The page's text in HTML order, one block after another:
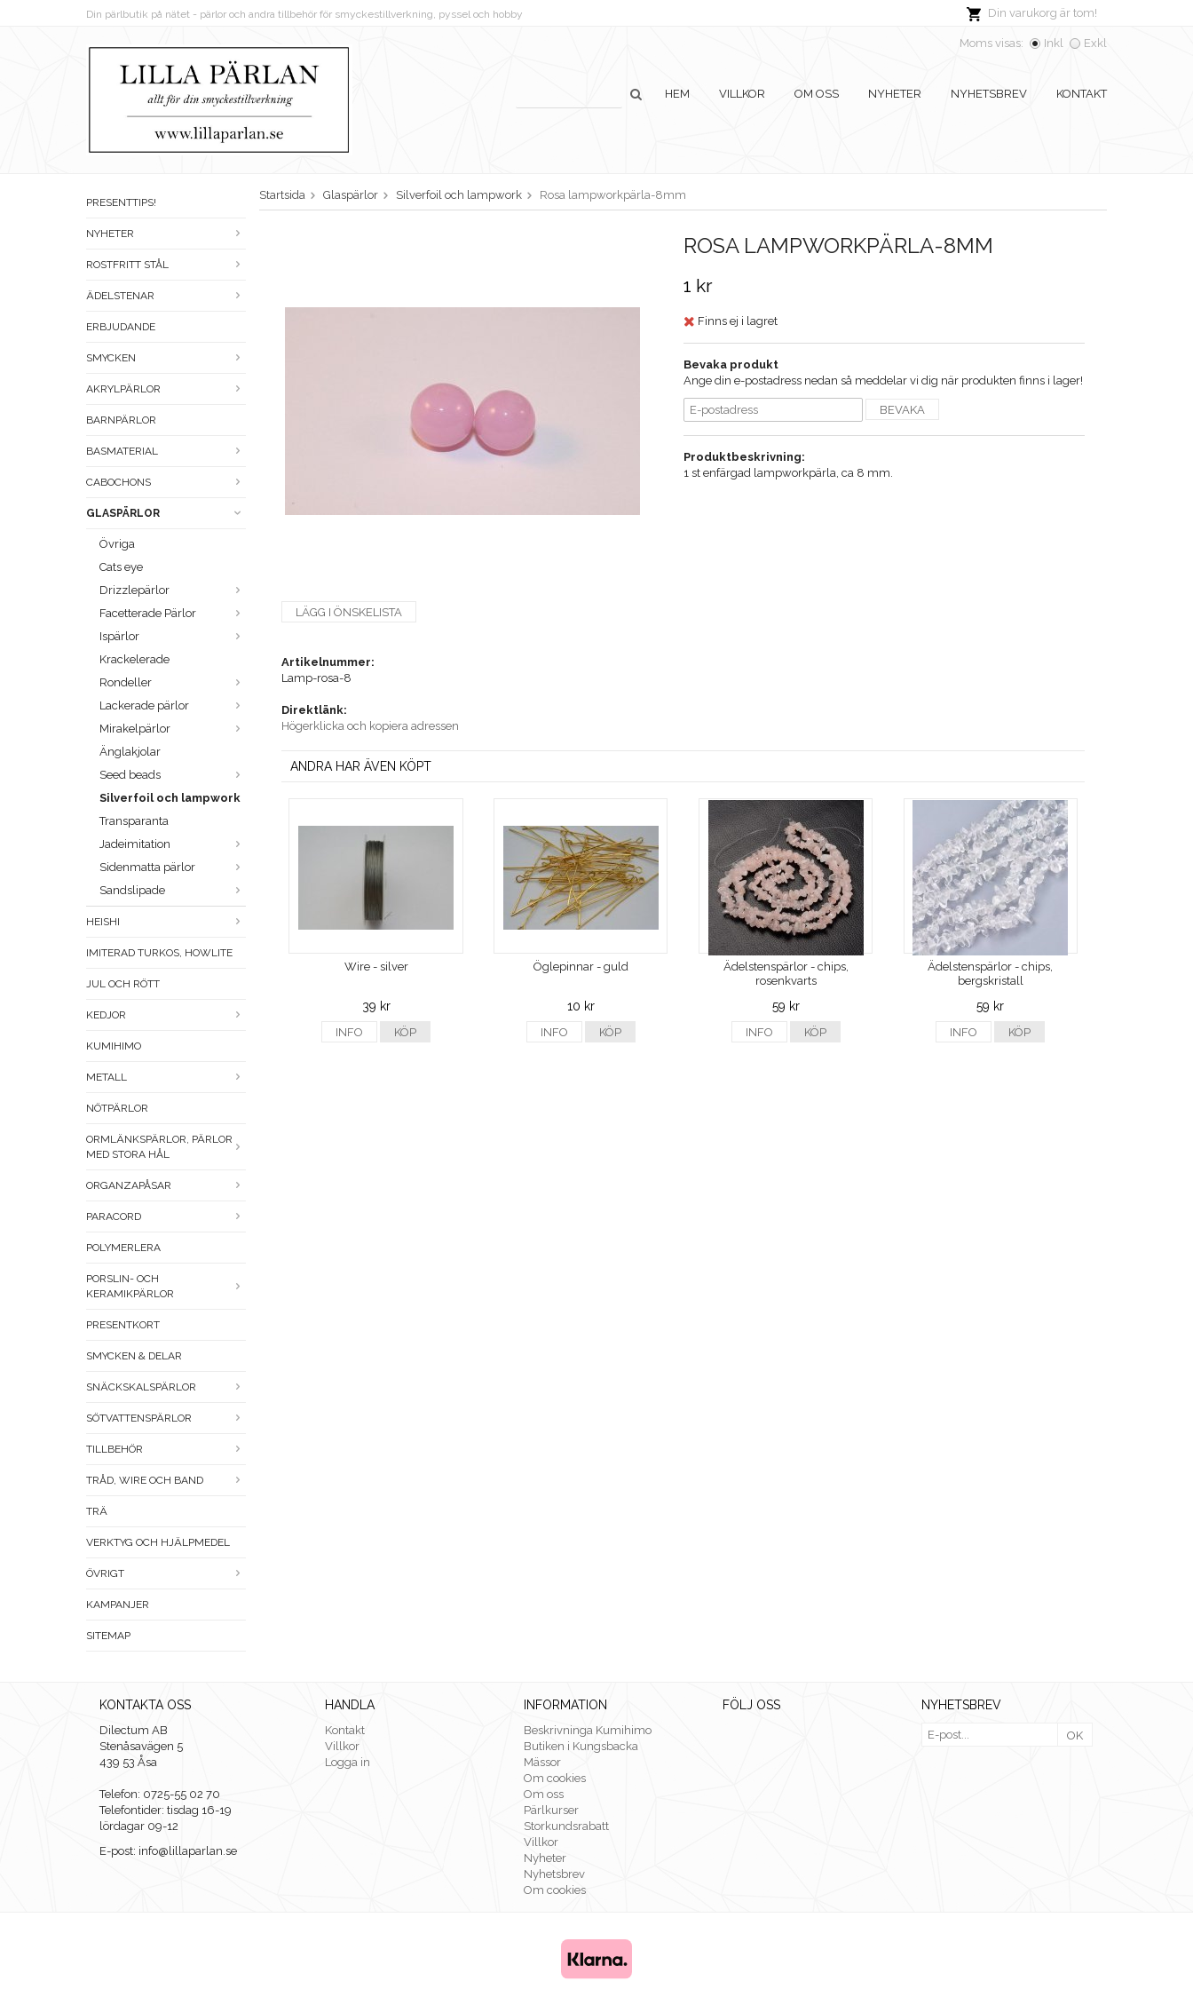
Din varukorg är tom!
Din pärlbutik på nätet - pärlor och andra tillbehör för smyckestillverkning, pyssel och hobby
Moms visas: Inkl Exkl
HEM VILLKOR OM OSS NYHETER NYHETSBREV KONTAKT
PRESENTTIPS!
NYHETER
ROSTFRITT STÅL
ÄDELSTENAR
ERBJUDANDE
SMYCKEN
AKRYLPÄRLOR
BARNPÄRLOR
BASMATERIAL
CABOCHONS
GLASPÄRLOR
Övriga
Cats eye
Drizzlepärlor
Facetterade Pärlor
Ispärlor
Krackelerade
Rondeller
Lackerade pärlor
Mirakelpärlor
Änglakjolar
Seed beads
Silverfoil och lampwork
Transparanta
Jadeimitation
Sidenmatta pärlor
Sandslipade
HEISHI
IMITERAD TURKOS, HOWLITE
JUL OCH RÖTT
KEDJOR
KUMIHIMO
METALL
NÖTPÄRLOR
ORMLÄNKSPÄRLOR, PÄRLOR
MED STORA HÅL
ORGANZAPÅSAR
PARACORD
POLYMERLERA
PORSLIN- OCH
KERAMIKPÄRLOR
PRESENTKORT
SMYCKEN & DELAR
SNÄCKSKALSPÄRLOR
SÖTVATTENSPÄRLOR
TILLBEHÖR
TRÅD, WIRE OCH BAND
TRÄ
VERKTYG OCH HJÄLPMEDEL
ÖVRIGT
KAMPANJER
SITEMAP
Startsida Glaspärlor Silverfoil och lampwork Rosa lampworkpärla-8mm
ROSA LAMPWORKPÄRLA-8MM
1 kr
Finns ej i lagret
Bevaka produkt
Ange din e-postadress nedan så meddelar vi dig när produkten finns i lager!
BEVAKA
Produktbeskrivning:
1 st enfärgad lampworkpärla, ca 8 mm.
LÄGG I ÖNSKELISTA
Artikelnummer:
Lamp-rosa-8
Direktlänk:
Högerklicka och kopiera adressen
ANDRA HAR ÄVEN KÖPT
Wire - silver
39 kr
INFO KÖP
Öglepinnar - guld
10 kr
INFO KÖP
Ädelstenspärlor - chips,
rosenkvarts
59 kr
INFO KÖP
Ädelstenspärlor - chips,
bergskristall
59 kr
INFO KÖP
KONTAKTA OSS
Dilectum AB
Stenåsavägen 5
439 53 Åsa
Telefon: 0725-55 02 70
Telefontider: tisdag 16-19
lördagar 09-12
E-post: info@lillaparlan.se
HANDLA
Kontakt
Villkor
Logga in
INFORMATION
Beskrivninga Kumihimo
Butiken i Kungsbacka
Mässor
Om cookies
Om oss
Pärlkurser
Storkundsrabatt
Villkor
Nyheter
Nyhetsbrev
Om cookies
FÖLJ OSS NYHETSBREV
OK